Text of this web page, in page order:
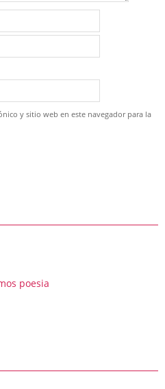
y sitio web en este navegador para la
poesia